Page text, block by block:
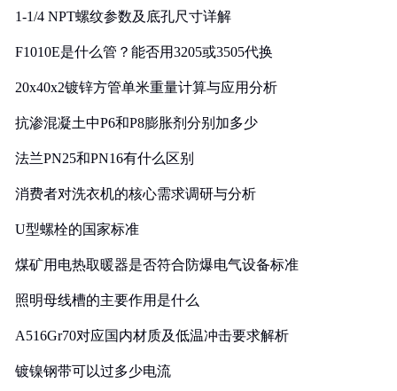
1-1/4 NPT螺纹参数及底孔尺寸详解
F1010E是什么管？能否用3205或3505代换
20x40x2镀锌方管单米重量计算与应用分析
抗渗混凝土中P6和P8膨胀剂分别加多少
法兰PN25和PN16有什么区别
消费者对洗衣机的核心需求调研与分析
U型螺栓的国家标准
煤矿用电热取暖器是否符合防爆电气设备标准
照明母线槽的主要作用是什么
A516Gr70对应国内材质及低温冲击要求解析
镀镍钢带可以过多少电流